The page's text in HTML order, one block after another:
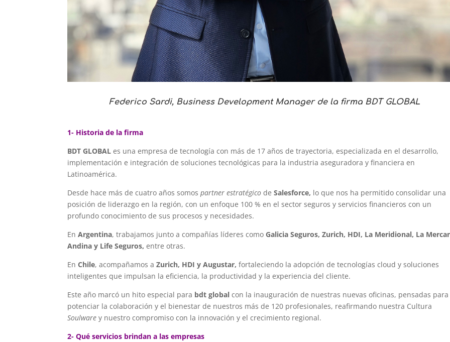
Federico Sardi, Business Development Manager de la firma BDT GLOBAL
1- Historia de la firma
BDT GLOBAL es una empresa de tecnología con más de 17 años de trayectoria, especializada en el desarrollo,
implementación e integración de soluciones tecnológicas para la industria aseguradora y financiera en
Latinoamérica.
Desde hace más de cuatro años somospartner estratégicodeSalesforce, lo que nos ha permitido consolidar una
posición de liderazgo en la región, con un enfoque 100 % en el sector seguros y servicios financieros con un
profundo conocimiento de sus procesos y necesidades.
EnArgentina, trabajamos junto a compañías líderes como Galicia Seguros, Zurich, HDI, La Meridional, La
Andina y Life Seguros, entre otras.
EnChile, acompañamos aZurich, HDI y Augustar, fortaleciendo la adopción de tecnologías cloud y soluciones
inteligentes que impulsan la eficiencia, la productividad y la experiencia del cliente.
Este año marcó un hito especial para bdt globalcon la inauguración de nuestras nuevas oficinas, pensadas para
potenciar la colaboración y el bienestar de nuestros más de 120 profesionales, reafirmando nuestra Cultura
Soulware y nuestro compromiso con la innovación y el crecimiento regional.
2- Qué servicios brindan a las empresas